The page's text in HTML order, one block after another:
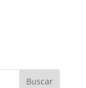
Buscar